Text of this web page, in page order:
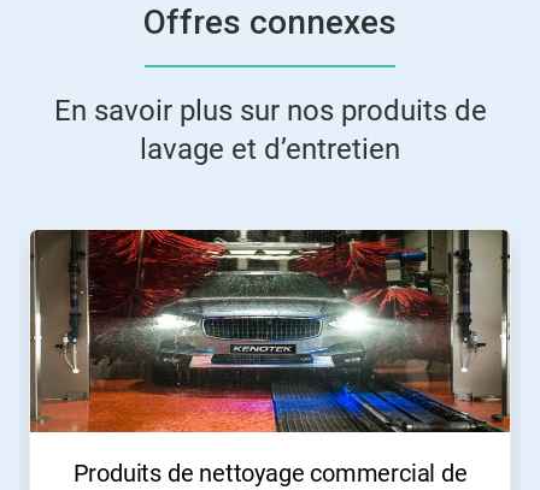
Offres connexes
En savoir plus sur nos produits de
lavage et d’entretien
Produits de nettoyage commercial de